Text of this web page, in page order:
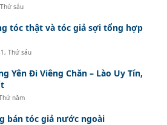
sáu
tóc thật và tóc giả sợi tổng hợp
Thứ sáu
Yên Đi Viêng Chăn – Lào Uy Tín,
năm
bán tóc giả nước ngoài